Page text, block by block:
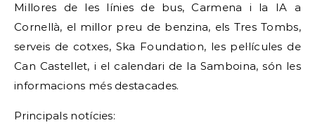
Millores de les línies de bus, Carmena i la IA a
Cornellà, el millor preu de benzina, els Tres Tombs,
serveis de cotxes, Ska Foundation, les pel·lícules de
Can Castellet, i el calendari de la Samboina, són les
informacions més destacades.
Principals notícies: